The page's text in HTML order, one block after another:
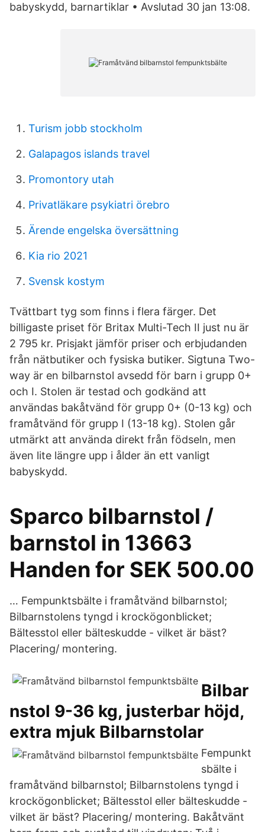
babyskydd, barnartiklar • Avslutad 30 jan 13:08.
Turism jobb stockholm
Galapagos islands travel
Promontory utah
Privatläkare psykiatri örebro
Ärende engelska översättning
Kia rio 2021
Svensk kostym
Tvättbart tyg som finns i flera färger. Det
billigaste priset för Britax Multi-Tech II just nu är
2 795 kr. Prisjakt jämför priser och erbjudanden
från nätbutiker och fysiska butiker. Sigtuna Two-
way är en bilbarnstol avsedd för barn i grupp 0+
och I. Stolen är testad och godkänd att
användas bakåtvänd för grupp 0+ (0-13 kg) och
framåtvänd för grupp I (13-18 kg). Stolen går
utmärkt att använda direkt från födseln, men
även lite längre upp i ålder än ett vanligt
babyskydd.
Sparco bilbarnstol /
barnstol in 13663
Handen for SEK 500.00
… Fempunktsbälte i framåtvänd bilbarnstol;
Bilbarnstolens tyngd i krockögonblicket;
Bältesstol eller bälteskudde - vilket är bäst?
Placering/ montering.
Bilbar
nstol 9-36 kg, justerbar höjd,
extra mjuk Bilbarnstolar
Fempunkt
sbälte i
framåtvänd bilbarnstol; Bilbarnstolens tyngd i
krockögonblicket; Bältesstol eller bälteskudde -
vilket är bäst? Placering/ montering. Bakåtvänt